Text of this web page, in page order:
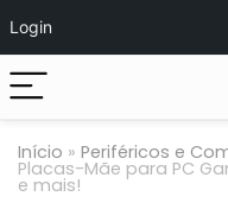
Login
Início » Periféricos e
Placas-Mãe para PC
e mais!